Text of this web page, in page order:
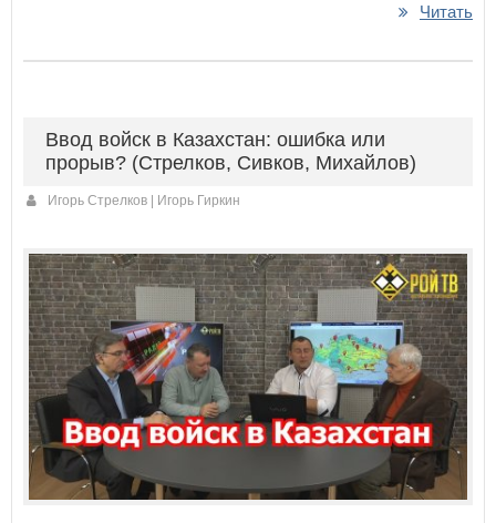
Читать
Ввод войск в Казахстан: ошибка или
прорыв? (Стрелков, Сивков, Михайлов)
Игорь Стрелков | Игорь Гиркин